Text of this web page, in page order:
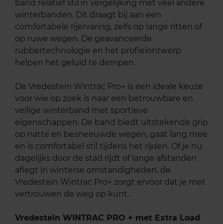
band relatief stil in vergelijking met veel andere
winterbanden. Dit draagt bij aan een
comfortabele rijervaring, zelfs op lange ritten of
op ruwe wegen. De geavanceerde
rubbertechnologie en het profielontwerp
helpen het geluid te dempen.
De Vredestein Wintrac Pro+ is een ideale keuze
voor wie op zoek is naar een betrouwbare en
veilige winterband met sportieve
eigenschappen. De band biedt uitstekende grip
op natte en besneeuwde wegen, gaat lang mee
en is comfortabel stil tijdens het rijden. Of je nu
dagelijks door de stad rijdt of lange afstanden
aflegt in winterse omstandigheden, de
Vredestein Wintrac Pro+ zorgt ervoor dat je met
vertrouwen de weg op kunt.
Vredestein WINTRAC PRO + met Extra Load